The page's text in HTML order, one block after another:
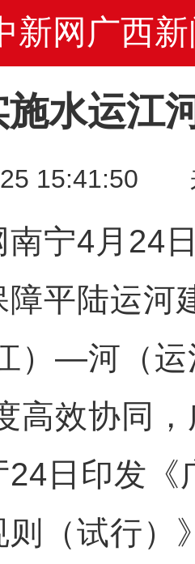
新网广西新
施水运江
25 15:41:50
4月24日
障平陆运河
）—河（
高效协同
24日印发《
则（试行）